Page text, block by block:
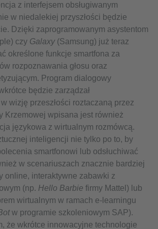
z interfejsem obsługiwanym
w niedalekiej przyszłości będzie
Dzięki zaprogramowanym asystentom
czy Galaxy (Samsung) już teraz
określone funkcje smartfona za
rozpoznawania głosu oraz
Program dialogowy
będzie zarządzał
w wizję przeszłości roztaczaną przez
Krzemowej wpisana jest również
językowa z wirtualnym rozmówcą.
inteligencji nie tylko po to, by
smartfonowi lub odsłuchiwać
w scenariuszach znacznie bardziej
online, interaktywne zabawki z
(np. Hello Barbie firmy Mattel) lub
wirtualnym w ramach e-learningu
w programie szkoleniowym SAP).
że wkrótce innowacyjne technologie